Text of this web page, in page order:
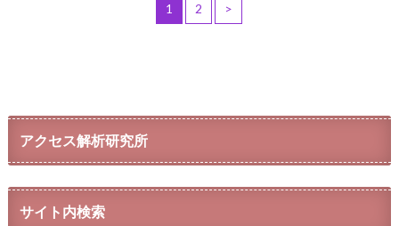
1 2 >
アクセス解析研究所
サイト内検索